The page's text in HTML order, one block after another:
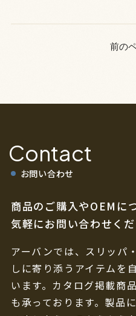
前の
Contact
お問い合わせ
商品のご購入やOEMに
気軽にお問い合わせくだ
アーバンでは、スリッパ
しに寄り添うアイテムを
います。カタログ掲載商
も承っております。製品